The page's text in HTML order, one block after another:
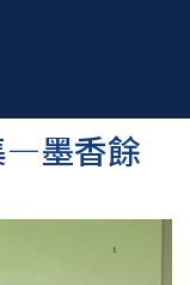
—墨香餘